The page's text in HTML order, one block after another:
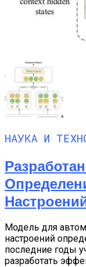
НАУКА И
Модель для
настроений
последние годы
разработать